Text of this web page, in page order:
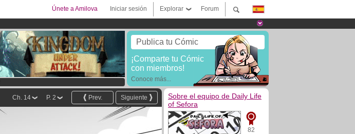
Forum
Explorar
Iniciar sesión
Únete a Amilova
Publica tu Cómic
¡Comparte tu Cómic
con miembros!
Conoce más...
Siguiente
Prev.
P. 2
Ch. 14
Sobre el equipo de Daily Life
of Sefora
82